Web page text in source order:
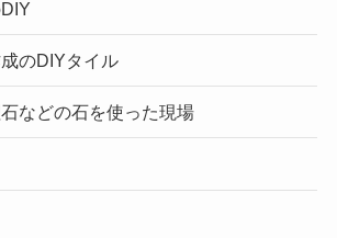
のDIYタイル
などの石を使った現場